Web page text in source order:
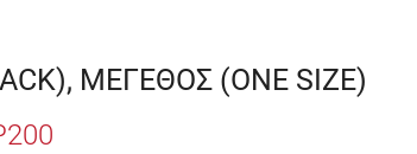
ΜΕΓΕΘΟΣ (ONE SIZE)